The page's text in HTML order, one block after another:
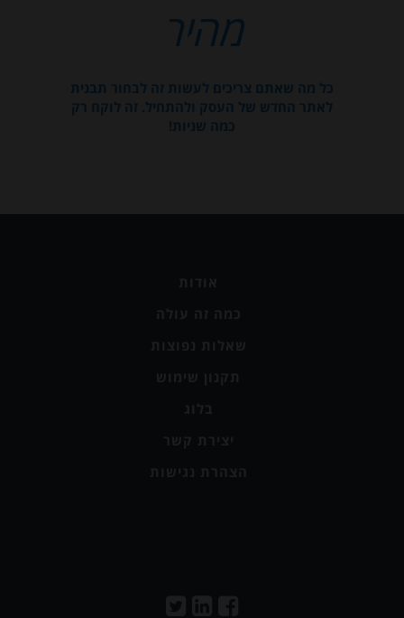
מהיר
כל מה שאתם צריכים לעשות זה לבחור תבנית
לאתר החדש של העסק ולהתחיל. זה לוקח רק
כמה שניות!